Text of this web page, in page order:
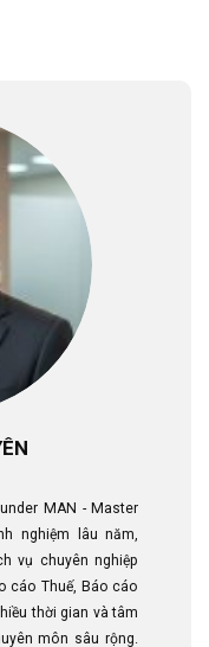
MAN - Master
nghiệm lâu năm,
vụ chuyên nghiệp
cáo Thuế, Báo cáo
thời gian và tâm
môn sâu rộng.